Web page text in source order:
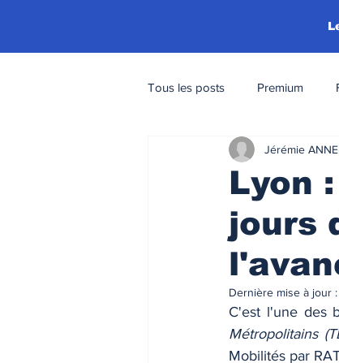
Tous les posts Premium
Lyon
jours
Jérémie ANNE
Dernière mise à jour :
C'est l'une des
Métropolitains
Mobilités par